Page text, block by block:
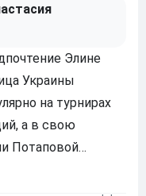
Элине
Украины
на турнирах
а в свою
Потаповой
из шести